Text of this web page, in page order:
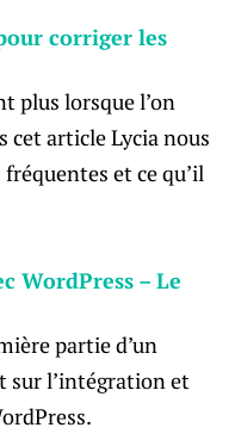
corriger les
plus lorsque l’on
cet article Lycia nous
et ce qu’il
WordPress – Le
partie d’un
sur l’intégration et